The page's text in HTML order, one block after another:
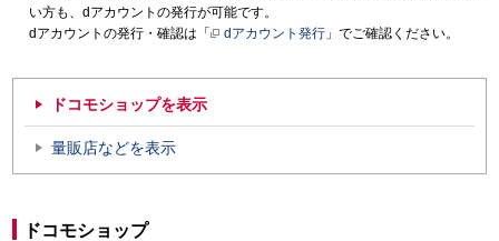
い方も、dアカウントの発行が可能です。
dアカウントの発行・確認は「
dアカウント発行 」でご確認ください。
ドコモショップを表示
量販店などを表示
ドコモショップ